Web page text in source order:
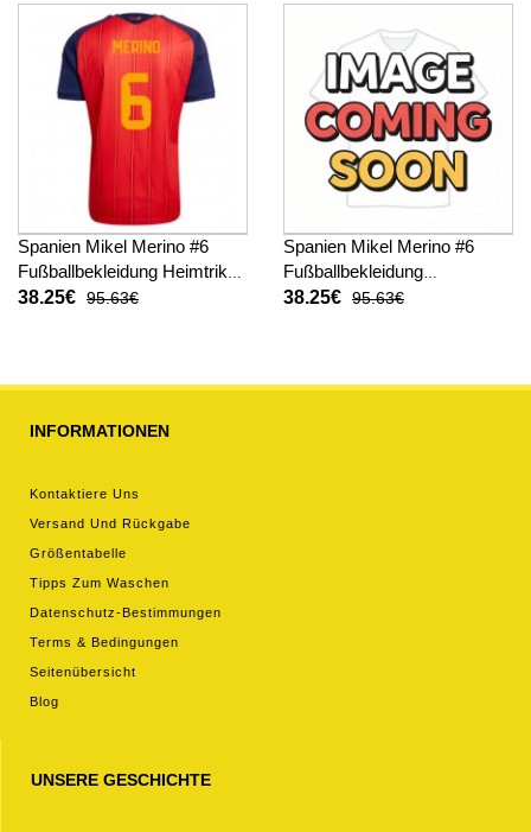
Spanien Mikel Merino #6
Fußballbekleidung Heimtrikot
WM 2026 Kurzarm
38.25€ 95.63€
Spanien Mikel Merino #6
Fußballbekleidung
Auswärtstrikot WM 2026
38.25€ 95.63€
INFORMATIONEN
Kontaktiere Uns
Versand Und Rückgabe
Größentabelle
Tipps Zum Waschen
Datenschutz-Bestimmungen
Terms & Bedingungen
Seitenübersicht
Blog
UNSERE GESCHICHTE